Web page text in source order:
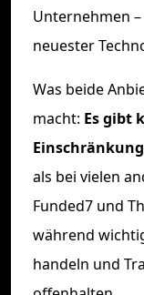
Unternehmen
neuester
Was beide
macht: Es gibt
als bei vielen
Funded7 und
während
handeln und